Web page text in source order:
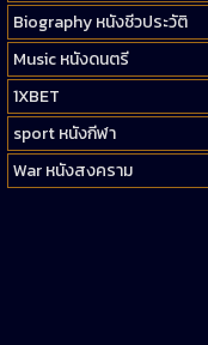
Biography หนังชีวประวัติ
Music หนังดนตรี
1XBET
sport หนังกีฬา
War หนังสงคราม